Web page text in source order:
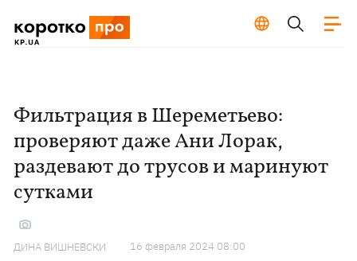
Фильтрация в Шереметьево:
проверяют даже Ани Лорак,
раздевают до трусов и маринуют
сутками
ДИНА ВИШНЕВСКИ 16 февраля 2024 08:00